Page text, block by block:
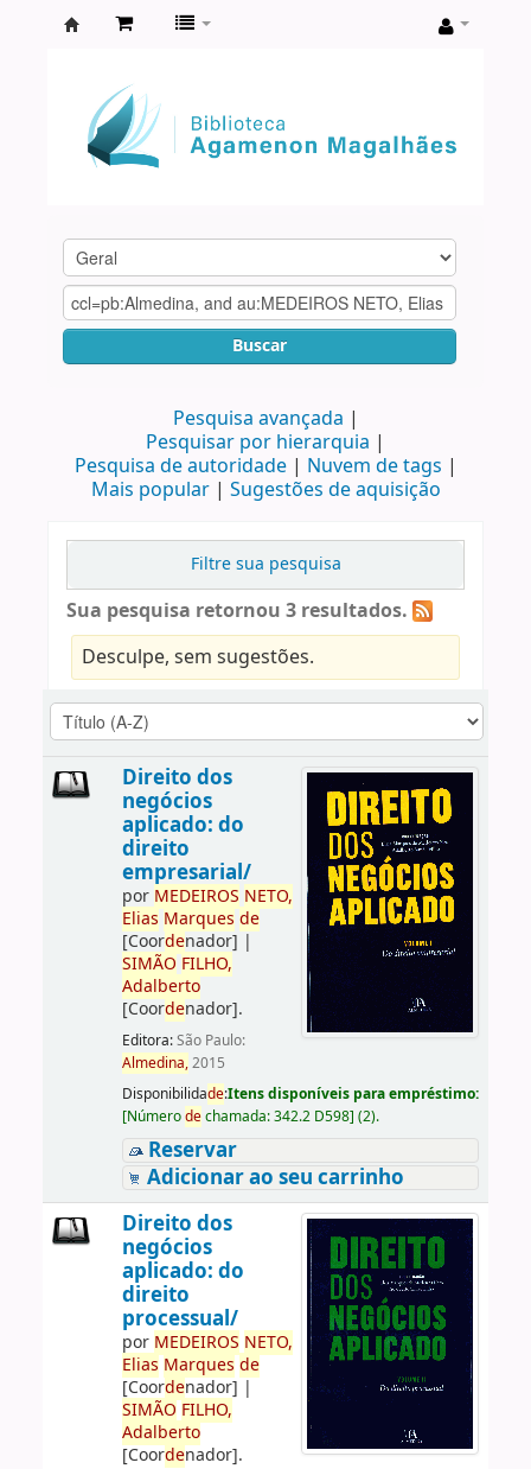
Agamenon
Magalhães
Buscar
Pesquisa avançada
Pesquisar por hierarquia
Pesquisa de autoridade
Nuvem de tags
Mais popular
Sugestões de aquisição
Filtre sua pesquisa
Sua pesquisa retornou 3 resultados.
Desculpe, sem sugestões.
Direito dos
negócios
aplicado: do
direito
empresarial/
por MEDEIROS NETO,
Elias Marques de
[Coordenador] |
SIMÃO FILHO,
Adalberto
[Coordenador].
Editora:São Paulo:
Almedina,2015
Disponibilidade:Itens disponíveis para empréstimo:
[Númerodechamada:342.2 D598] (2).
Reservar
Adicionar ao seu carrinho
Direito dos
negócios
aplicado: do
direito
processual/
por MEDEIROS NETO,
Elias Marques de
[Coordenador] |
SIMÃO FILHO,
Adalberto
[Coordenador].